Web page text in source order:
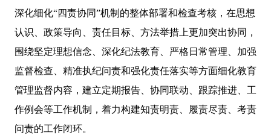
深化细化“四责协同”机制的整体部署和检查考核，在思想
认识、政策导向、责任目标、方法举措上更加突出协同，
围绕坚定理想信念、深化纪法教育、严格日常管理、加强
监督检查、精准执纪问责和强化责任落实等方面细化教育
管理监督内容，建立定期报告、协同联动、跟踪推进、工
作例会等工作机制，着力构建知责明责、履责尽责、考责
问责的工作闭环。